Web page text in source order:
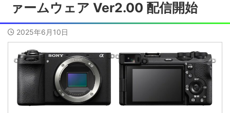
ァームウェア Ver2.00 配信開始
2025年6月10日